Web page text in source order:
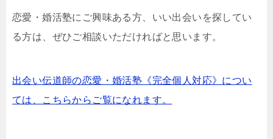
恋愛・婚活塾にご興味ある方、いい出会いを探してい
る方は、ぜひご相談いただければと思います。
出会い伝道師の恋愛・婚活塾《完全個人対応》につい
ては、こちらからご覧になれます。